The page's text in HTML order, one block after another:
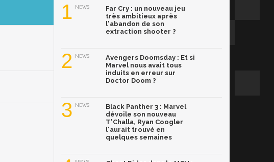
1 NEWS
Far Cry : un nouveau jeu
très ambitieux après
l'abandon de son
extraction shooter ?
2 NEWS
Avengers Doomsday : Et si
Marvel nous avait tous
induits en erreur sur
Doctor Doom ?
3 NEWS
Black Panther 3 : Marvel
dévoile son nouveau
T'Challa, Ryan Coogler
l'aurait trouvé en
quelques semaines